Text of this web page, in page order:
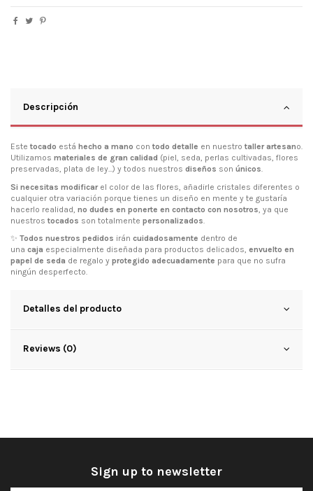
Descripción
Este tocado está hecho a mano con todo detalle en nuestro taller artesano.
Utilizamos materiales de gran calidad (piel, seda, perlas cultivadas, flores
preservadas, plata de ley...) y todos nuestros diseños son únicos.
Si necesitas modificarel color de las flores, añadirle cristales diferentes o
cualquier otra variación porque tienes un diseño en mente y te gustaría
hacerlo realidad, no dudes en ponerte en contacto con nosotros , ya que
nuestros tocados son totalmente personalizados
✨ Todos nuestros pedidos irán cuidadosamente dentro de
una caja especialmente diseñada para productos delicados, envuelto en
papel de seda de regalo y protegido adecuadamente para que no sufra
ningún desperfecto.
Detalles del producto
Reviews (0)
Sign up to newsletter